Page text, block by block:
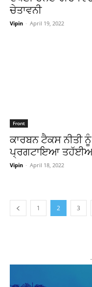
ਚੇਤਾਵਨੀ
Vipin - April 19, 2022
Front
ਕਾਰਬਨ ਟੈਕਸ ਨੀਤੀ
ਪ੍ਰਗਟਾਇਆ
Vipin - April 18, 2022
1 2 3